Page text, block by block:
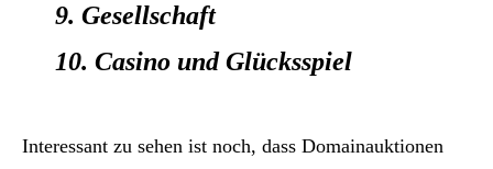
9. Gesellschaft
10. Casino und Glücksspiel
Interessant zu sehen ist noch, dass Domainauktionen